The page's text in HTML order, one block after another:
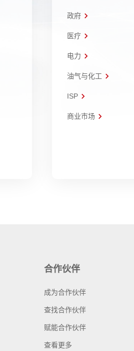
政府
医疗
电力
油气与化工
ISP
商业市场
合作伙伴
成为合作伙伴
查找合作伙伴
赋能合作伙伴
查看更多